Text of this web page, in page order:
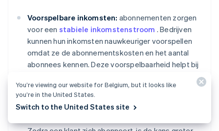
Voorspelbare inkomsten: abonnementen zorgen
voor een stabiele inkomstenstroom . Bedrijven
kunnen hun inkomsten nauwkeuriger voorspellen
omdat ze de abonnementskosten en het aantal
abonnees kennen. Deze voorspelbaarheid helpt bij
planning.
Klantenbinding:Het terugkerende karakter van
You’re viewing our website for Belgium, but it looks like
you’re in the United States.
Switch to the United States site